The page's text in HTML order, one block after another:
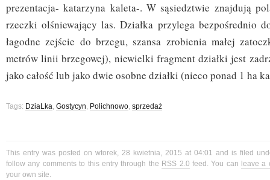
prezentacja- katarzyna kaleta-. W sąsiedztwie znajdują
rzeczki olśniewający las. Działka przylega bezpośrednio
łagodne zejście do brzegu, szansa zrobienia małej
metrów linii brzegowej), niewielki fragment działki jest
jako całość lub jako dwie osobne działki (nieco ponad 1 ha
Tags: DziaLka, Gostycyn, Polichnowo, sprzedaż
This entry was posted on wtorek, 28 kwietnia, 2015 at 04:01 and is filed
follow any comments to this entry through the RSS 2.0 feed. You can leave a
your own site.